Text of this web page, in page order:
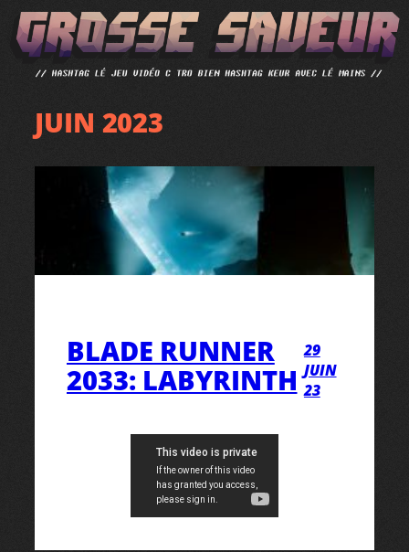
ALLER
AU
CONTENU
JUIN 2023
BLADE RUNNER
2033: LABYRINTH
29
JUIN
23